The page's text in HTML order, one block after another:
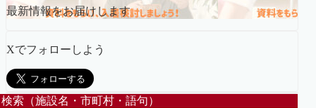
最新情報をお届けします
Xでフォローしよう
検索（施設名・市町村・語句）